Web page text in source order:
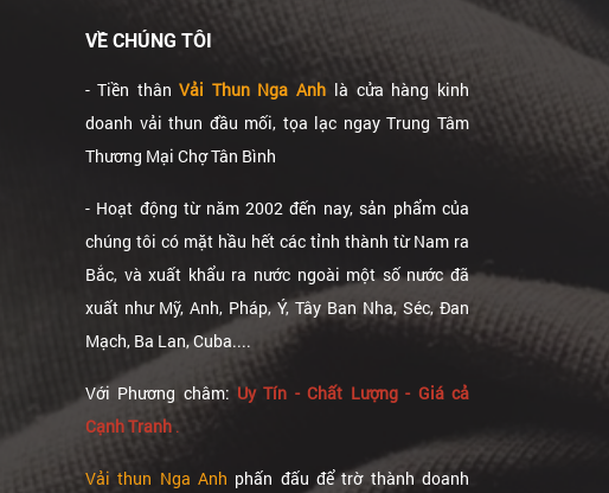
VỀ CHÚNG TÔI
- Tiền thân Vải Thun Nga Anh là cửa hàng kinh
doanh vải thun đầu mối, tọa lạc ngay Trung Tâm
Thương Mại Chợ Tân Bình
- Hoạt động từ năm 2002 đến nay, sản phẩm của
chúng tôi có mặt hầu hết các tỉnh thành từ Nam ra
Bắc, và xuất khẩu ra nước ngoài một số nước đã
xuất như Mỹ, Anh, Pháp, Ý, Tây Ban Nha, Séc, Đan
Mạch, Ba Lan, Cuba....
Với Phương châm: Uy Tín - Chất Lượng - Giá cả
Cạnh Tranh .
Vải thun Nga Anh phấn đấu để trờ thành doanh